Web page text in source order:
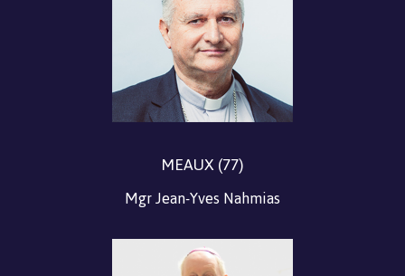
MEAUX (77)
Mgr Jean-Yves Nahmias